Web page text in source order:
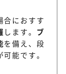
合におすす
します。 ブ
を備え、段
能です。